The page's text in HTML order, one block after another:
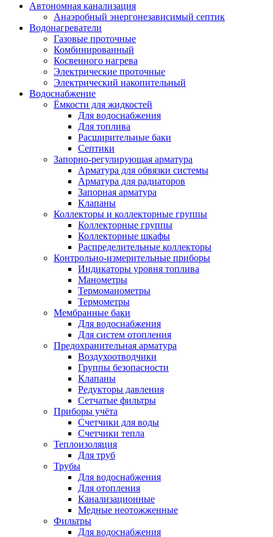
Автономная канализация
Анаэробный энергонезависимый септик
Водонагреватели
Газовые проточные
Комбинированный
Косвенного нагрева
Электрические проточные
Электрический накопительный
Водоснабжение
Ёмкости для жидкостей
Для водоснабжения
Для топлива
Расширительные баки
Септики
Запорно-регулирующая арматура
Арматура для обвязки системы
Арматура для радиаторов
Запорная арматура
Клапаны
Коллекторы и коллекторные группы
Коллекторные группы
Коллекторные шкафы
Распределительные коллекторы
Контрольно-измерительные приборы
Индикаторы уровня топлива
Манометры
Термоманометры
Термометры
Мембранные баки
Для водоснабжения
Для систем отопления
Предохранительная арматура
Воздухоотводчики
Группы безопасности
Клапаны
Редукторы давления
Сетчатые фильтры
Приборы учёта
Счетчики для воды
Счетчики тепла
Теплоизоляция
Для труб
Трубы
Для водоснабжения
Для отопления
Канализационные
Медные неотожженные
Фильтры
Для водоснабжения